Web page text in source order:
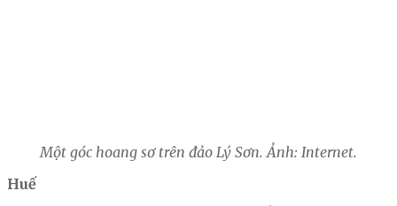
Một góc hoang sơ trên đảo Lý Sơn. Ảnh: Internet.
Huế